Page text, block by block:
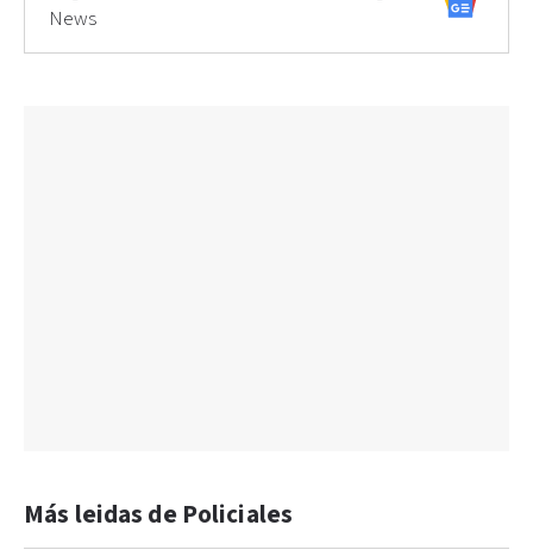
News
Más leidas de Policiales